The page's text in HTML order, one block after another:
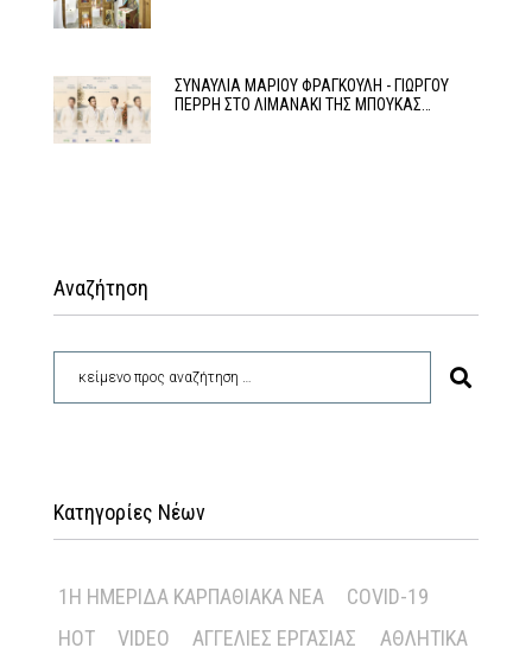
ΣΥΝΑΥΛΙΑ ΜΑΡΙΟΥ ΦΡΑΓΚΟΥΛΗ - ΓΙΩΡΓΟΥ
ΠΕΡΡΗ ΣΤΟ ΛΙΜΑΝΑΚΙ ΤΗΣ ΜΠΟΥΚΑΣ…
Αναζήτηση
Κατηγορίες Νέων
1Η ΗΜΕΡΊΔΑ ΚΑΡΠΑΘΙΑΚΆ ΝΈΑ
COVID-19
HOT
VIDEO ΑΓΓΕΛΊΕΣ ΕΡΓΑΣΊΑΣ ΑΘΛΗΤΙΚΆ